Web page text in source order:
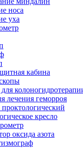
носа
уха
кабина
лечения геморроя
кресло
оксида азота